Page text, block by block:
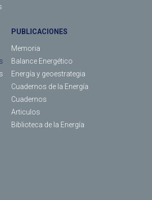
PUBLICACIONES
Memoria
Balance Energético
Energía y geoestrategia
Cuadernos de la Energía
Cuadernos
Articulos
Biblioteca de la Energía